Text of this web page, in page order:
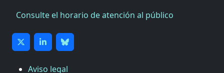
Consulte el horario de atención al público
Aviso legal